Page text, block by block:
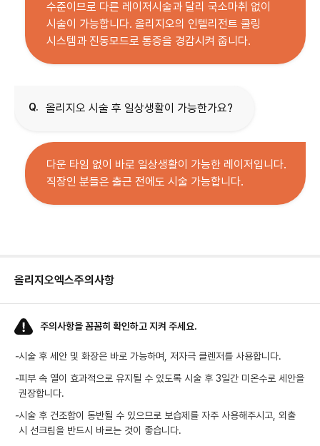
수준이므로 다른 레이저시술과 달리 국소마취 없이
시술이 가능합니다. 올리지오의 인텔리전트 쿨링
시스템과 진동모드로 통증을 경감시켜 줍니다.
Q. 올리지오 시술 후 일상생활이 가능한가요?
다운 타임 없이 바로 일상생활이 가능한 레이저입니다.
직장인 분들은 출근 전에도 시술 가능합니다.
올리지오엑스주의사항
주의사항을 꼼꼼히 확인하고 지켜 주세요.
-시술 후 세안 및 화장은 바로 가능하며, 저자극 클렌저를 사용합니다.
-피부 속 열이 효과적으로 유지될 수 있도록 시술 후 3일간 미온수로 세안을
권장합니다.
-시술 후 건조함이 동반될 수 있으므로 보습제를 자주 사용해주시고, 외출
시 선크림을 반드시 바르는 것이 좋습니다.